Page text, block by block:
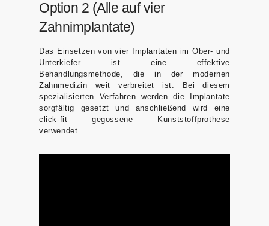
Option 2 (Alle auf vier
Zahnimplantate)
Das Einsetzen von vier Implantaten im Ober- und
Unterkiefer ist eine effektive
Behandlungsmethode, die in der modernen
Zahnmedizin weit verbreitet ist. Bei diesem
spezialisierten Verfahren werden die Implantate
sorgfältig gesetzt und anschließend wird eine
click-fit gegossene Kunststoffprothese
verwendet.